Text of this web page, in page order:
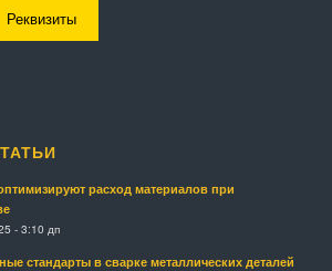
Реквизиты
расход материалов при
- 3:10 дп
стандарты в сварке металлических деталей